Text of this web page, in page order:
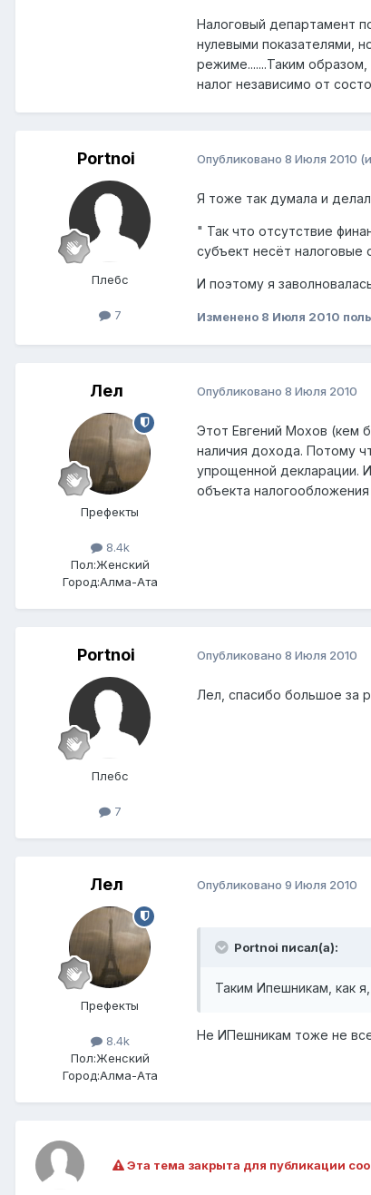
Налоговый департамент
нулевыми показателями,
режиме.......Таким
налог независимо от
Portnoi
Плебс
7
Опубликовано 8 Июля 2010
Я тоже так думала и
" Так что отсутствие
субъект несёт налоговые
И поэтому я
Изменено 8 Июля 2010
Лел
Префекты
8.4k
Пол:Женский
Город:Алма-Ата
Опубликовано 8 Июля 2010
Этот Евгений Мохов (кем
наличия дохода. Потому
упрощенной декларации.
объекта
Portnoi
Плебс
7
Опубликовано 8 Июля 2010
Лел, спасибо большое за
Лел
Префекты
8.4k
Пол:Женский
Город:Алма-Ата
Опубликовано 9 Июля 2010
Portnoi писал(а):
Таким Ипешникам, как
Не ИПешникам тоже не
Эта тема закрыта для публикации